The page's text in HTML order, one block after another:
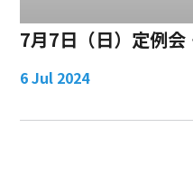
7月7日（日）定例
6 Jul 2024